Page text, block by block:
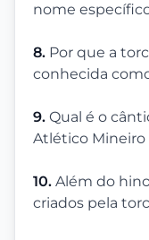
nome
8. Por que a
conhecida
9. Qual é o
Atlético Mineiro
10. Além do
criados pela